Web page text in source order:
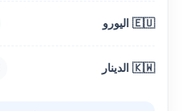
🇪🇺 اليورو
🇰🇼 الدينار